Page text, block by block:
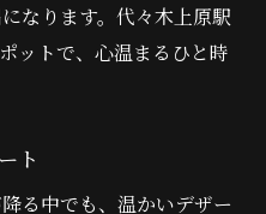
なります。代々木上原駅
ットで、心温まるひと時
ト
る中でも、温かいデザー